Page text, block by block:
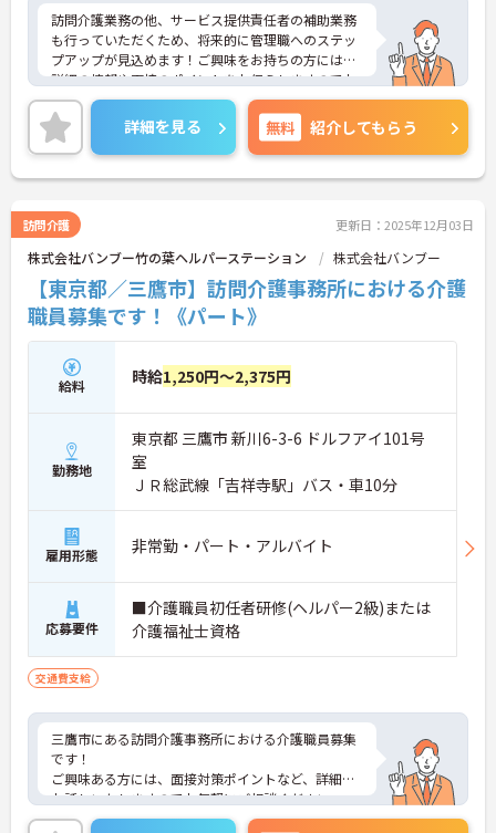
訪問介護業務の他、サービス提供責任者の補助業務
も行っていただくため、将来的に管理職へのステッ
プアップが見込めます！ご興味をお持ちの方には、
詳細の情報や面接のポイントをお伝えしますのでお
気軽にお問い合わせください。
詳細を見る 無料 紹介してもらう
訪問介護 更新日：2025年12月03日
株式会社バンブー竹の葉ヘルパーステーション 株式会社バンブー
【東京都／三鷹市】訪問介護事務所における介護
職員募集です！《パート》
給料 時給1,250円～2,375円
勤務地
東京都 三鷹市 新川6-3-6 ドルフアイ101号
室
ＪＲ総武線「吉祥寺駅」バス・車10分
雇用形態 非常勤・パート・アルバイト
応募要件
■介護職員初任者研修(ヘルパー2級)または
介護福祉士資格
交通費支給
三鷹市にある訪問介護事務所における介護職員募集
です！
ご興味ある方には、面接対策ポイントなど、詳細を
お話しいたしますのでお気軽にご相談ください。